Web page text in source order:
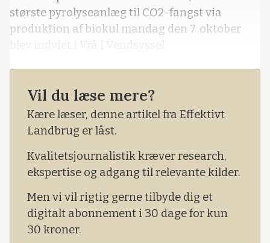
største pyrolyseanlæg til CO2-fangst via
produktion af biokul mandag den 7. oktober
blev indviet i Vrå i Vendsyssel.
I stedet for at klippe et rødt bånd, blev
spandene symbolsk tømt på marken, inden de
to John Deere-traktorer blev startet op for at
sprede resten af de 20 tons biokul, der skulle til
for at kompensere for arrangementet.
Vil du læse mere?
Kære læser, denne artikel fra Effektivt
Landbrug er låst.
Kvalitetsjournalistik kræver research,
ekspertise og adgang til relevante kilder.
Men vi vil rigtig gerne tilbyde dig et
digitalt abonnement i 30 dage for kun
30 kroner.